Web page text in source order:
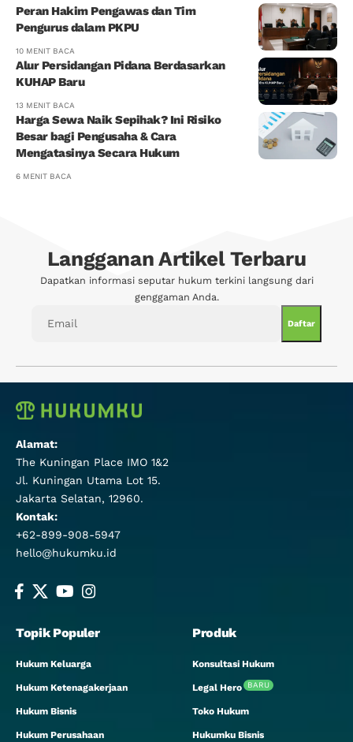
Peran Hakim Pengawas dan Tim
Pengurus dalam PKPU
10 MENIT BACA
Alur Persidangan Pidana Berdasarkan
KUHAP Baru
13 MENIT BACA
Harga Sewa Naik Sepihak? Ini Risiko
Besar bagi Pengusaha & Cara
Mengatasinya Secara Hukum
6 MENIT BACA
Langganan Artikel Terbaru
Dapatkan informasi seputar hukum terkini langsung dari
genggaman Anda.
Alamat:
The Kuningan Place IMO 1&2
Jl. Kuningan Utama Lot 15.
Jakarta Selatan, 12960.
Kontak:
+62-899-908-5947
hello@hukumku.id
Topik Populer
Hukum Keluarga
Hukum Ketenagakerjaan
Hukum Bisnis
Hukum Perusahaan
Produk
Konsultasi Hukum
Legal Hero BARU
Toko Hukum
Hukumku Bisnis